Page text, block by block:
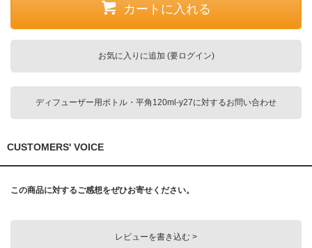
カートに入れる
お気に入りに追加 (要ログイン)
ディフューザー用ボトル・平角120ml-y27に対するお問い合わせ
CUSTOMERS' VOICE
この商品に対するご感想をぜひお寄せください。
レビューを書き込む >